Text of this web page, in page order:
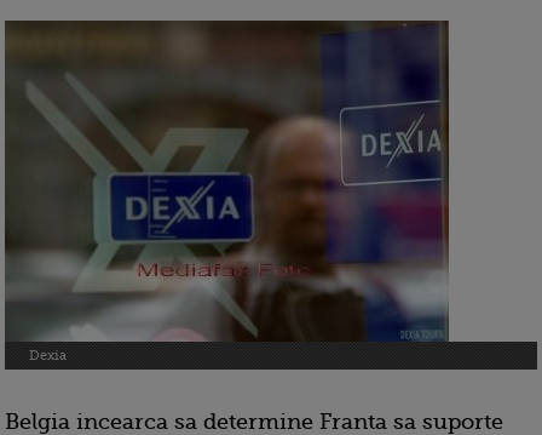
Dexia
Belgia incearca sa determine Franta sa suporte